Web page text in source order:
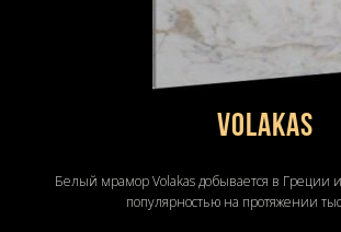
Volakas
Белый мрамор Volakas добывается в Греции
популярностью на протяжении